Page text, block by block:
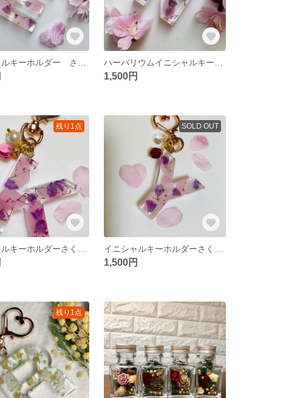
1,500円
残り1点 SOLD OUT
1,500円
残り1点